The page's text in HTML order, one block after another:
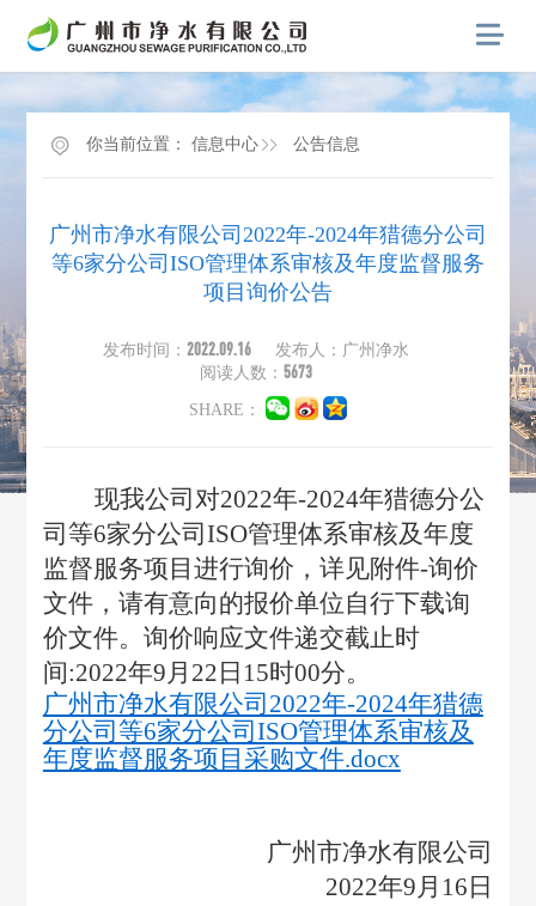
你当前位置： 信息中心 公告信息
广州市净水有限公司2022年-2024年猎德分公司
等6家分公司ISO管理体系审核及年度监督服务
项目询价公告
发布时间： 2022.09.16
发布人：广州净水
阅读人数： 5673
SHARE：
现我公司对2022年-2024年猎德分公
司等6家分公司ISO管理体系审核及年度
监督服务项目进行询价，详见附件-询价
文件，请有意向的报价单位自行下载询
价文件。询价响应文件递交截止时
间:2022年9月22日15时00分。
广州市净水有限公司2022年-2024年猎德
分公司等6家分公司ISO管理体系审核及
年度监督服务项目采购文件.docx
广州市净水有限公司
2022年9月16日